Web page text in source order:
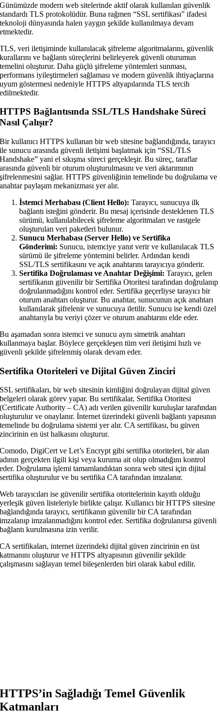
Günümüzde modern web sitelerinde aktif olarak kullanılan güvenlik
standardı TLS protokolüdür. Buna rağmen “SSL sertifikası” ifadesi
teknoloji dünyasında halen yaygın şekilde kullanılmaya devam
etmektedir.
TLS, veri iletişiminde kullanılacak şifreleme algoritmalarını, güvenlik
kurallarını ve bağlantı süreçlerini belirleyerek güvenli oturumun
temelini oluşturur. Daha güçlü şifreleme yöntemleri sunması,
performans iyileştirmeleri sağlaması ve modern güvenlik ihtiyaçlarına
uyum göstermesi nedeniyle HTTPS altyapılarında TLS tercih
edilmektedir.
HTTPS Bağlantısında SSL/TLS Handshake Süreci
Nasıl Çalışır?
Bir kullanıcı HTTPS kullanan bir web sitesine bağlandığında, tarayıcı
ile sunucu arasında güvenli iletişimi başlatmak için “SSL/TLS
Handshake” yani el sıkışma süreci gerçekleşir. Bu süreç, taraflar
arasında güvenli bir oturum oluşturulmasını ve veri aktarımının
şifrelenmesini sağlar. HTTPS güvenliğinin temelinde bu doğrulama ve
anahtar paylaşım mekanizması yer alır.
İstemci Merhabası (Client Hello): Tarayıcı, sunucuya ilk
bağlantı isteğini gönderir. Bu mesaj içerisinde desteklenen TLS
sürümü, kullanılabilecek şifreleme algoritmaları ve rastgele
oluşturulan veri paketleri bulunur.
Sunucu Merhabası (Server Hello) ve Sertifika
Gönderimi: Sunucu, istemciye yanıt verir ve kullanılacak TLS
sürümü ile şifreleme yöntemini belirler. Ardından kendi
SSL/TLS sertifikasını ve açık anahtarını tarayıcıya gönderir.
Sertifika Doğrulaması ve Anahtar Değişimi: Tarayıcı, gelen
sertifikanın güvenilir bir Sertifika Otoritesi tarafından doğrulanıp
doğrulanmadığını kontrol eder. Sertifika geçerliyse tarayıcı bir
oturum anahtarı oluşturur. Bu anahtar, sunucunun açık anahtarı
kullanılarak şifrelenir ve sunucuya iletilir. Sunucu ise kendi özel
anahtarıyla bu veriyi çözer ve oturum anahtarını elde eder.
Bu aşamadan sonra istemci ve sunucu aynı simetrik anahtarı
kullanmaya başlar. Böylece gerçekleşen tüm veri iletişimi hızlı ve
güvenli şekilde şifrelenmiş olarak devam eder.
Sertifika Otoriteleri ve Dijital Güven Zinciri
SSL sertifikaları, bir web sitesinin kimliğini doğrulayan dijital güven
belgeleri olarak görev yapar. Bu sertifikalar, Sertifika Otoritesi
(Certificate Authority – CA) adı verilen güvenilir kuruluşlar tarafından
oluşturulur ve onaylanır. İnternet üzerindeki güvenli bağlantı yapısının
temelinde bu doğrulama sistemi yer alır. CA sertifikası, bu güven
zincirinin en üst halkasını oluşturur.
Comodo, DigiCert ve Let’s Encrypt gibi sertifika otoriteleri, bir alan
adının gerçekten ilgili kişi veya kuruma ait olup olmadığını kontrol
eder. Doğrulama işlemi tamamlandıktan sonra web sitesi için dijital
sertifika oluşturulur ve bu sertifika CA tarafından imzalanır.
Web tarayıcıları ise güvenilir sertifika otoritelerinin kayıtlı olduğu
yerleşik güven listeleriyle birlikte çalışır. Kullanıcı bir HTTPS sitesine
bağlandığında tarayıcı, sertifikanın güvenilir bir CA tarafından
imzalanıp imzalanmadığını kontrol eder. Sertifika doğrulanırsa güvenli
bağlantı kurulmasına izin verilir.
CA sertifikaları, internet üzerindeki dijital güven zincirinin en üst
katmanını oluşturur ve HTTPS altyapısının güvenilir şekilde
çalışmasını sağlayan temel bileşenlerden biri olarak kabul edilir.
HTTPS’in Sağladığı Temel Güvenlik
Katmanları